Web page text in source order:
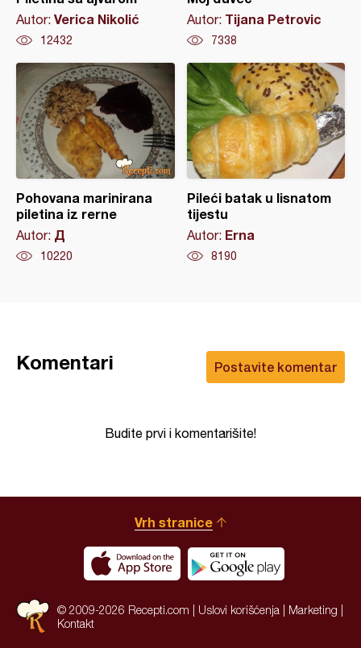
Autor: Verica Nikolić
12432
Autor: Tijana Petrovic
7338
Pohovana marinirana
piletina iz rerne
Autor: Д
10220
Pileći batak u lisnatom
tijestu
Autor: Erna
8190
Postavite komentar
Komentari
Budite prvi i komentarišite!
Vrh stranice
© 2009-2026 Recepti.com | Uslovi korišćenja Marketing
Kontakt